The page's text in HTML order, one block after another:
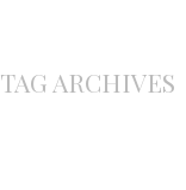
TAG ARCHIVES